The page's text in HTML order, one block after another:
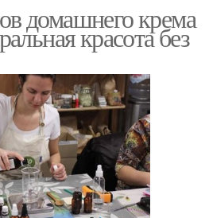
домашнего крема
красота без